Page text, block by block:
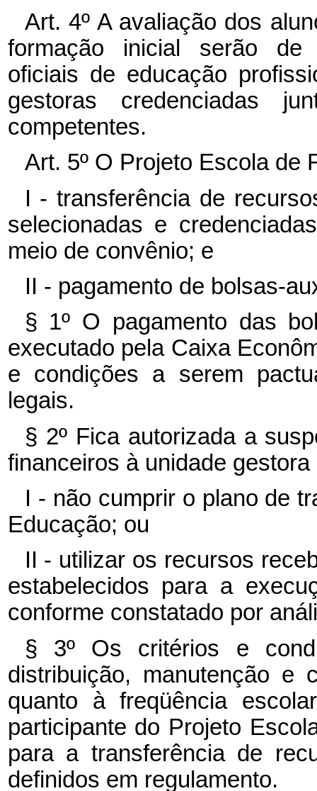
Art. 4º A avaliação dos
formação inicial serão de
oficiais de educação
gestoras credenciadas
competentes.
Art. 5º O Projeto Escola de
I - transferência de
selecionadas e
meio de convênio; e
II - pagamento de bolsas-
§ 1º O pagamento das
executado pela Caixa
e condições a serem
legais.
§ 2º Fica autorizada a
financeiros à unidade gestora
I - não cumprir o plano de
Educação; ou
II - utilizar os recursos
estabelecidos para a
conforme constatado por
§ 3º Os critérios e
distribuição, manutenção e
quanto à freqüência
participante do Projeto
para a transferência de
definidos em regulamento.